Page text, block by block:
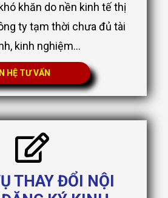
khăn do nền kinh tế thị
ty tạm thời chưa đủ tài
kinh nghiệm...
HỆ TƯ VẤN
THAY ĐỔI NỘI